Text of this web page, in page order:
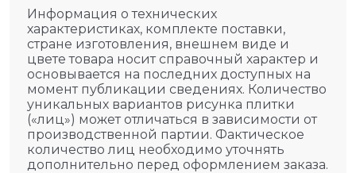
Информация о технических
характеристиках, комплекте поставки,
стране изготовления, внешнем виде и
цвете товара носит справочный характер и
основывается на последних доступных на
момент публикации сведениях. Количество
уникальных вариантов рисунка плитки
(«лиц») может отличаться в зависимости от
производственной партии. Фактическое
количество лиц необходимо уточнять
дополнительно перед оформлением заказа.